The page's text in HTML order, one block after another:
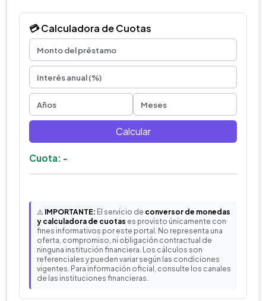
💳 Calculadora de Cuotas
Calcular
Cuota: -
⚠️ IMPORTANTE: El servicio de conversor de monedas
y calculadora de cuotas es provisto únicamente con
fines informativos por este portal. No representa una
oferta, compromiso, ni obligación contractual de
ninguna institución financiera. Los cálculos son
referenciales y pueden variar según las condiciones
vigentes. Para información oficial, consulte los canales
de las instituciones financieras.